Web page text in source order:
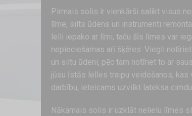
Pirmais solis ir vienkārši salikt visus
līme, silts ūdens un instrumenti
lelli iepako ar līmi, taču šīs līmes var
nepieciešamas arī šķēres. Viegli
un siltu ūdeni, pēc tam notīriet to ar
jūsu īstās lelles traipu veidošanos,
darbību, ieteicams uzvilkt lateksa
Nākamais solis ir uzklāt nelielu līmes